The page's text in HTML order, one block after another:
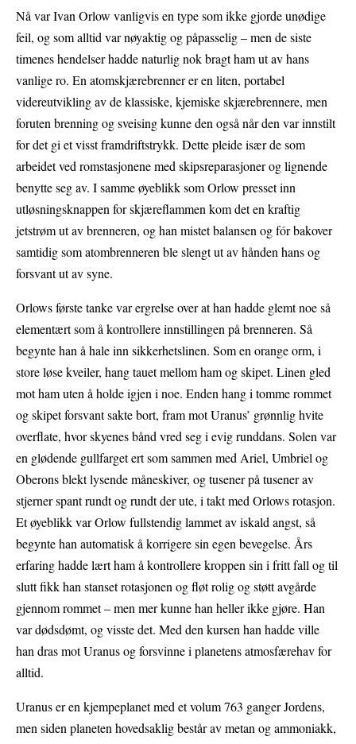
Nå var Ivan Orlow vanligvis en type som ikke gjorde unødige
feil, og som alltid var nøyaktig og påpasselig – men de siste
timenes hendelser hadde naturlig nok bragt ham ut av hans
vanlige ro. En atomskjærebrenner er en liten, portabel
videreutvikling av de klassiske, kjemiske skjærebrennere, men
foruten brenning og sveising kunne den også når den var innstilt
for det gi et visst framdriftstrykk. Dette pleide især de som
arbeidet ved romstasjonene med skipsreparasjoner og lignende
benytte seg av. I samme øyeblikk som Orlow presset inn
utløsningsknappen for skjæreflammen kom det en kraftig
jetstrøm ut av brenneren, og han mistet balansen og fór bakover
samtidig som atombrenneren ble slengt ut av hånden hans og
forsvant ut av syne.
Orlows første tanke var ergrelse over at han hadde glemt noe så
elementært som å kontrollere innstillingen på brenneren. Så
begynte han å hale inn sikkerhetslinen. Som en orange orm, i
store løse kveiler, hang tauet mellom ham og skipet. Linen gled
mot ham uten å holde igjen i noe. Enden hang i tomme rommet
og skipet forsvant sakte bort, fram mot Uranus’ grønnlig hvite
overflate, hvor skyenes bånd vred seg i evig runddans. Solen var
en glødende gullfarget ert som sammen med Ariel, Umbriel og
Oberons blekt lysende måneskiver, og tusener på tusener av
stjerner spant rundt og rundt der ute, i takt med Orlows rotasjon.
Et øyeblikk var Orlow fullstendig lammet av iskald angst, så
begynte han automatisk å korrigere sin egen bevegelse. Års
erfaring hadde lært ham å kontrollere kroppen sin i fritt fall og til
slutt fikk han stanset rotasjonen og fløt rolig og støtt avgårde
gjennom rommet – men mer kunne han heller ikke gjøre. Han
var dødsdømt, og visste det. Med den kursen han hadde ville
han dras mot Uranus og forsvinne i planetens atmosfærehav for
alltid.
Uranus er en kjempeplanet med et volum 763 ganger Jordens,
men siden planeten hovedsaklig består av metan og ammoniakk,